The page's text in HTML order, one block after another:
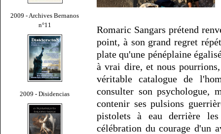
2009 - Archives Bernanos
n°11
2009 - Disidencias
Romaric Sangars prétend
point, à son grand regret
plate qu'une pénéplaine
à vrai dire, et nous
véritable catalogue de
consulter son psychologue,
contenir ses pulsions
pistolets à eau derrière
célébration du courage d'un